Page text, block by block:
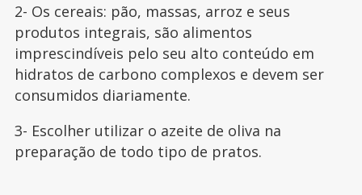
2- Os cereais: pão, massas, arroz e seus
produtos integrais, são alimentos
imprescindíveis pelo seu alto conteúdo em
hidratos de carbono complexos e devem ser
consumidos diariamente.
3- Escolher utilizar o azeite de oliva na
preparação de todo tipo de pratos.